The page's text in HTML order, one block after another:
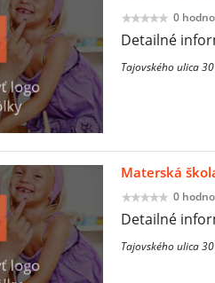
0
Detailné
Tajovského ulica
Materská
0
Detailné
Tajovského ulica